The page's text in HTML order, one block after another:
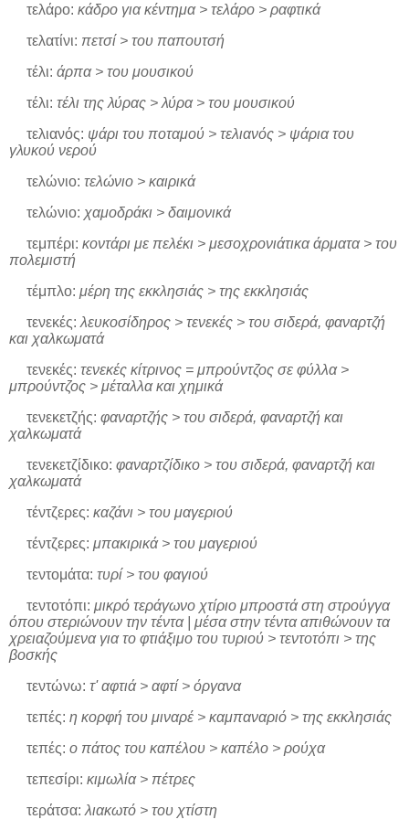
τελάρο: κάδρο για κέντημα > τελάρο > ραφτικά
τελατίνι: πετσί > του παπουτσή
τέλι: άρπα > του μουσικού
τέλι: τέλι της λύρας > λύρα > του μουσικού
τελιανός: ψάρι του ποταμού > τελιανός > ψάρια του
γλυκού νερού
τελώνιο: τελώνιο > καιρικά
τελώνιο: χαμοδράκι > δαιμονικά
τεμπέρι: κοντάρι με πελέκι > μεσοχρονιάτικα άρματα > του
πολεμιστή
τέμπλο: μέρη της εκκλησιάς > της εκκλησιάς
τενεκές: λευκοσίδηρος > τενεκές > του σιδερά, φαναρτζή
και χαλκωματά
τενεκές: τενεκές κίτρινος = μπρούντζος σε φύλλα >
μπρούντζος > μέταλλα και χημικά
τενεκετζής: φαναρτζής > του σιδερά, φαναρτζή και
χαλκωματά
τενεκετζίδικο: φαναρτζίδικο > του σιδερά, φαναρτζή και
χαλκωματά
τέντζερες: καζάνι > του μαγεριού
τέντζερες: μπακιρικά > του μαγεριού
τεντομάτα: τυρί > του φαγιού
τεντοτόπι: μικρό τεράγωνο χτίριο μπροστά στη στρούγγα
όπου στεριώνουν την τέντα | μέσα στην τέντα απιθώνουν τα
χρειαζούμενα για το φτιάξιμο του τυριού > τεντοτόπι > της
βοσκής
τεντώνω: τ' αφτιά > αφτί > όργανα
τεπές: η κορφή του μιναρέ > καμπαναριό > της εκκλησιάς
τεπές: ο πάτος του καπέλου > καπέλο > ρούχα
τεπεσίρι: κιμωλία > πέτρες
τεράτσα: λιακωτό > του χτίστη